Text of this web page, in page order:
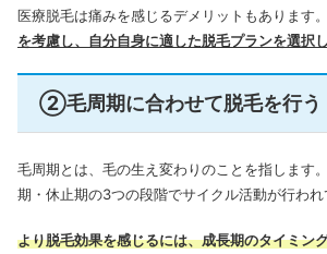
医療脱毛は痛みを感じるデメリットもあります。
を考慮し、自分自身に適した脱毛プランを選択し
②毛周期に合わせて脱毛を行う
毛周期とは、毛の生え変わりのことを指します
期・休止期の3つの段階でサイクル活動が行われ
より脱毛効果を感じるには、成長期のタイミン